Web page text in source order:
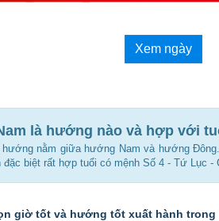
Xem ngày
là hướng nào và hợp với
hướng nằm giữa hướng Nam và hướng
đặc biệt rất hợp tuổi có mệnh Số 4 - Tứ Lục
giờ tốt và hướng tốt xuất hành